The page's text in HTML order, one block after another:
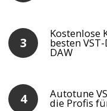
Kostenlose
besten
DAW
Autotune
die Profis